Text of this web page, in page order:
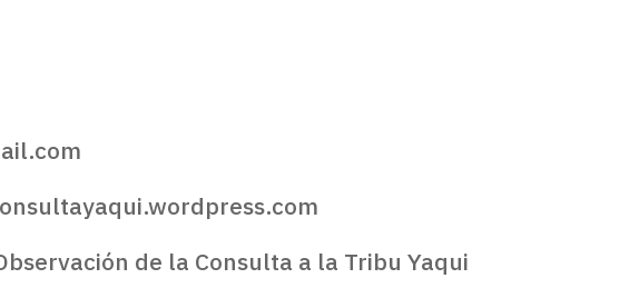
de la Consulta a la Tribu Yaqui